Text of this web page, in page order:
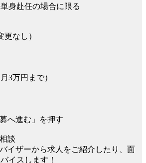
身赴任の場合に限る
なし）
3万円まで）
へ進む」を押す
談
イザーから求人をご紹介したり、面
イスします！